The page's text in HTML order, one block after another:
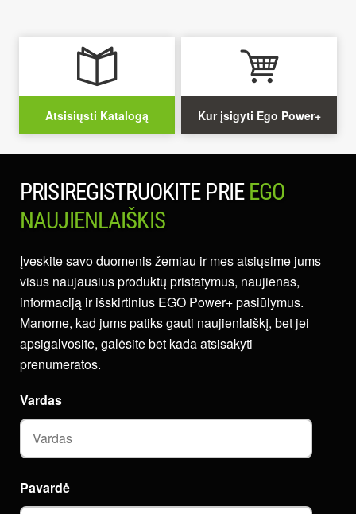
Atsisiųsti Katalogą Kur įsigyti Ego Power+
PRISIREGISTRUOKITE PRIE EGO
NAUJIENLAIŠKIS
Įveskite savo duomenis žemiau ir mes atsiųsime jums
visus naujausius produktų pristatymus, naujienas,
informaciją ir išskirtinius EGO Power+ pasiūlymus.
Manome, kad jums patiks gauti naujienlaiškį, bet jei
apsigalvosite, galėsite bet kada atsisakyti
prenumeratos.
Vardas
Pavardė